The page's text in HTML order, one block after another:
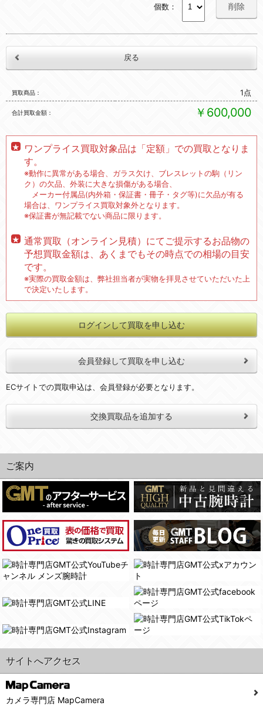
個数： 削除
買取商品 1点
合計買取金額 ￥600,000
ワンプライス買取対象品は「定額」での買取となりま
す。
※動作に異常がある場合、ガラス欠け、ブレスレットの駒（リン
ク）の欠品、外装に大きな損傷がある場合、
メーカー付属品(内外箱・保証書・冊子・タグ等)に欠品が有る
場合は、ワンプライス買取対象外となります。
※保証書が無記載でない商品に限ります。
通常買取（オンライン見積）にてご提示するお品物の
予想買取金額は、あくまでもその時点での相場の目安
です。
※実際の買取金額は、弊社担当者が実物を拝見させていただいた上
で決定いたします。
ログインして買取を申し込む
会員登録して買取を申し込む
ECサイトでの買取申込は、会員登録が必要となります。
交換買取品を追加する
ご案内
サイトへアクセス
カメラ専門店 MapCamera